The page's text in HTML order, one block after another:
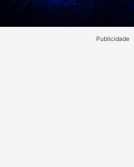
Publicidade